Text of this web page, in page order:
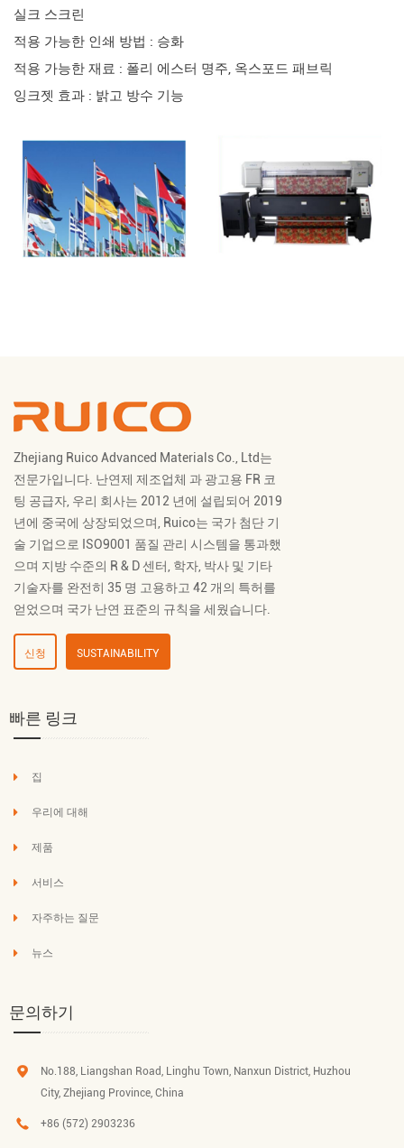
실크 스크린
적용 가능한 인쇄 방법 : 승화
적용 가능한 재료 : 폴리 에스터 명주, 옥스포드 패브릭
잉크젯 효과 : 밝고 방수 기능
Zhejiang Ruico Advanced Materials Co., Ltd는
전문가입니다. 난연제 제조업체 과 광고용 FR 코
팅 공급자 , 우리 회사는 2012 년에 설립되어 2019
년에 중국에 상장되었으며, Ruico는 국가 첨단 기
술 기업으로 ISO9001 품질 관리 시스템을 통과했
으며 지방 수준의 R & D 센터, 학자, 박사 및 기타
기술자를 완전히 35 명 고용하고 42 개의 특허를
얻었으며 국가 난연 표준의 규칙을 세웠습니다.
신청 SUSTAINABILITY
빠른 링크
집
우리에 대해
제품
서비스
자주하는 질문
뉴스
문의하기
No.188, Liangshan Road, Linghu Town, Nanxun District, Huzhou
City, Zhejiang Province, China
+86 (572) 2903236